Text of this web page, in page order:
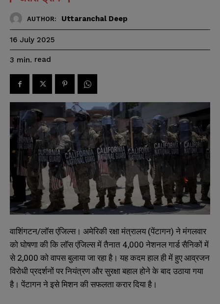
AUTHOR: Uttaranchal Deep
16 July 2025
3 min. read
वाशिंगटन/लॉस एंजिल्स। अमेरिकी रक्षा मंत्रालय (पेंटागन) ने मंगलवार
को घोषणा की कि लॉस एंजिल्स में तैनात 4,000 नेशनल गार्ड सैनिकों में
से 2,000 को वापस बुलाया जा रहा है। यह कदम हाल ही में हुए आव्रजन
विरोधी प्रदर्शनों पर नियंत्रण और सुरक्षा बहाल होने के बाद उठाया गया
है। पेंटागन ने इसे मिशन की सफलता करार दिया है।